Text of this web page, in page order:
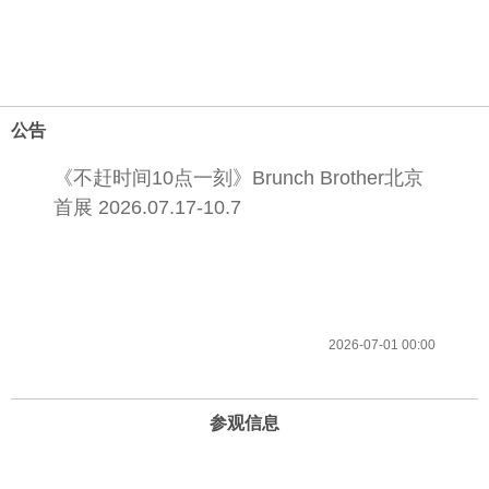
公告
《不赶时间10点一刻》Brunch Brother北京
首展 2026.07.17-10.7
2026-07-01 00:00
参观信息